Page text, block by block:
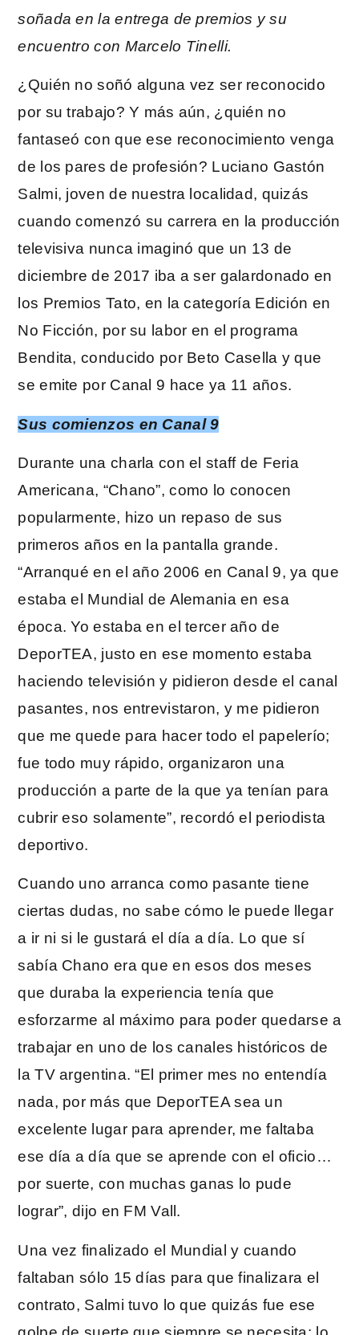
soñada en la entrega de premios y su
encuentro con Marcelo Tinelli.
¿Quién no soñó alguna vez ser reconocido
por su trabajo? Y más aún, ¿quién no
fantaseó con que ese reconocimiento venga
de los pares de profesión? Luciano Gastón
Salmi, joven de nuestra localidad, quizás
cuando comenzó su carrera en la producción
televisiva nunca imaginó que un 13 de
diciembre de 2017 iba a ser galardonado en
los Premios Tato, en la categoría Edición en
No Ficción, por su labor en el programa
Bendita, conducido por Beto Casella y que
se emite por Canal 9 hace ya 11 años.
Sus comienzos en Canal 9
Durante una charla con el staff de Feria
Americana, “Chano”, como lo conocen
popularmente, hizo un repaso de sus
primeros años en la pantalla grande.
“Arranqué en el año 2006 en Canal 9, ya que
estaba el Mundial de Alemania en esa
época. Yo estaba en el tercer año de
DeporTEA, justo en ese momento estaba
haciendo televisión y pidieron desde el canal
pasantes, nos entrevistaron, y me pidieron
que me quede para hacer todo el papelerío;
fue todo muy rápido, organizaron una
producción a parte de la que ya tenían para
cubrir eso solamente”, recordó el periodista
deportivo.
Cuando uno arranca como pasante tiene
ciertas dudas, no sabe cómo le puede llegar
a ir ni si le gustará el día a día. Lo que sí
sabía Chano era que en esos dos meses
que duraba la experiencia tenía que
esforzarme al máximo para poder quedarse a
trabajar en uno de los canales históricos de
la TV argentina. “El primer mes no entendía
nada, por más que DeporTEA sea un
excelente lugar para aprender, me faltaba
ese día a día que se aprende con el oficio…
por suerte, con muchas ganas lo pude
lograr”, dijo en FM Vall.
Una vez finalizado el Mundial y cuando
faltaban sólo 15 días para que finalizara el
contrato, Salmi tuvo lo que quizás fue ese